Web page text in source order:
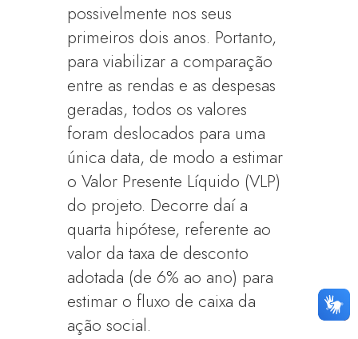
possivelmente nos seus
primeiros dois anos. Portanto,
para viabilizar a comparação
entre as rendas e as despesas
geradas, todos os valores
foram deslocados para uma
única data, de modo a estimar
o Valor Presente Líquido (VLP)
do projeto. Decorre daí a
quarta hipótese, referente ao
valor da taxa de desconto
adotada (de 6% ao ano) para
estimar o fluxo de caixa da
ação social.